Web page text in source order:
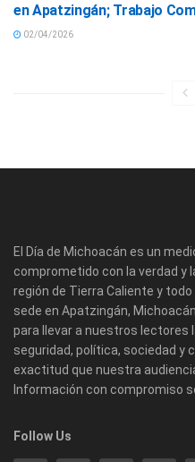
en Apatzingán; Trabajo
02/04/2026
El Día de Michoacán es un
comprometido con la verdad y
región de Tierra Caliente y
sede en Apatzingán,
para llevar a nuestros lectores
seguridad, política, sociedad y
exactitud que nuestra
Información con compromiso
Follow Us